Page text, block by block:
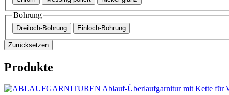
Bohrung
Dreiloch-Bohrung Einloch-Bohrung
Zurücksetzen
Produkte